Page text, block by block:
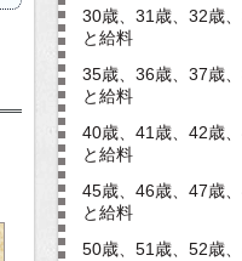
30歳、31歳、32歳
と給料
35歳、36歳、37歳
と給料
40歳、41歳、42歳
と給料
45歳、46歳、47歳
と給料
50歳、51歳、52歳